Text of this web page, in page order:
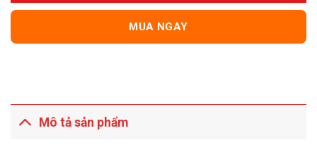
MUA NGAY
Mô tả sản phẩm